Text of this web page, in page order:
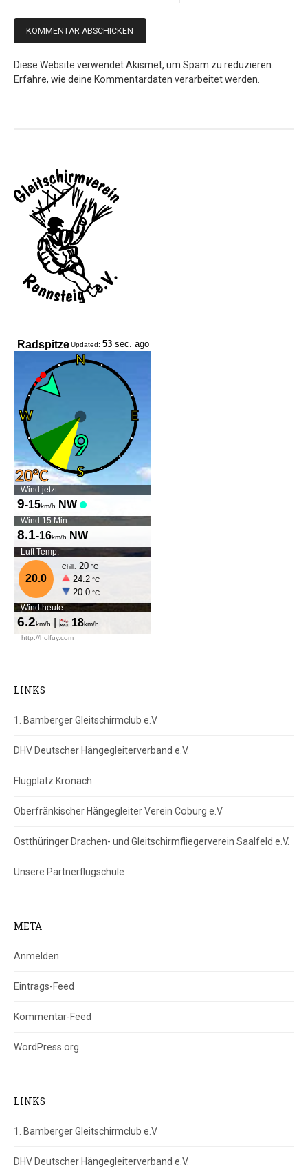
Diese Website verwendet Akismet, um Spam zu reduzieren.
Erfahre, wie deine Kommentardaten verarbeitet werden.
LINKS
1. Bamberger Gleitschirmclub e.V
DHV Deutscher Hängegleiterverband e.V.
Flugplatz Kronach
Oberfränkischer Hängegleiter Verein Coburg e.V
Ostthüringer Drachen- und Gleitschirmfliegerverein Saalfeld e.V.
Unsere Partnerflugschule
META
Anmelden
Eintrags-Feed
Kommentar-Feed
WordPress.org
LINKS
1. Bamberger Gleitschirmclub e.V
DHV Deutscher Hängegleiterverband e.V.